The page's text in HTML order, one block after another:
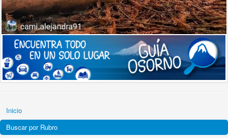
Inicio
Buscar por Rubro